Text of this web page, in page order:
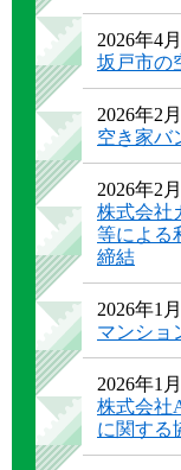
2026年4
坂戸市の
2026年2
空き家バ
2026年2
株式会社
等による
締結
2026年1
マンショ
2026年1
株式会社
に関する